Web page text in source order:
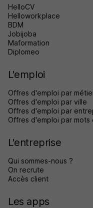
HelloCV
Helloworkplace
BDM
Jobijoba
Maformation
Diplomeo
L'emploi
Offres d'emploi par
Offres d'emploi par ville
Offres d'emploi par
Offres d'emploi par mots
L'entreprise
Qui sommes-nous ?
On recrute
Accès client
Les apps